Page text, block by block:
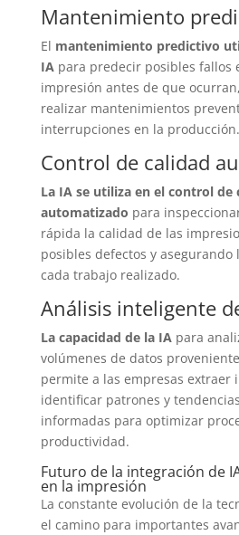
Mantenimiento
El mantenimiento predictivo
IA para predecir posibles fallos
impresión antes de que
realizar mantenimientos
interrupciones en la producción.
Control de calidad
La IA se utiliza en el control de
automatizado para
rápida la calidad de las
posibles defectos y asegurando
cada trabajo realizado.
Análisis inteligente
La capacidad de la IA para
volúmenes de datos
permite a las empresas extraer
identificar patrones y
informadas para optimizar
productividad.
Futuro de la integración de
en la impresión
La constante evolución de la
el camino para importantes